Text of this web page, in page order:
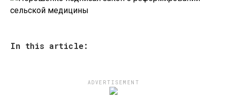
In this article:
ADVERTISEMENT